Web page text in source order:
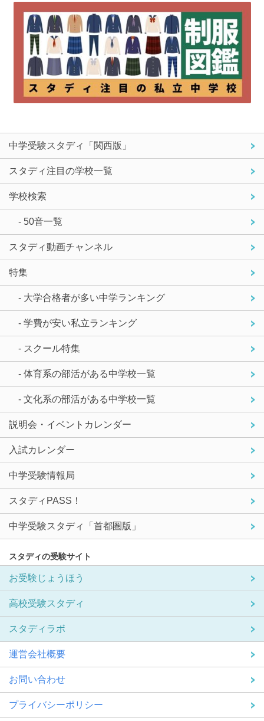
中学受験スタディ「関西版」
スタディ注目の学校一覧
学校検索
- 50音一覧
スタディ動画チャンネル
特集
- 大学合格者が多い中学ランキング
- 学費が安い私立ランキング
- スクール特集
- 体育系の部活がある中学校一覧
- 文化系の部活がある中学校一覧
説明会・イベントカレンダー
入試カレンダー
中学受験情報局
スタディPASS！
中学受験スタディ「首都圏版」
スタディの受験サイト
お受験じょうほう
高校受験スタディ
スタディラボ
運営会社概要
お問い合わせ
プライバシーポリシー